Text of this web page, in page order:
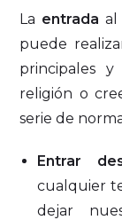
La entrada al
puede
principales y
religión o
serie de
Entrar
cualquier
dejar